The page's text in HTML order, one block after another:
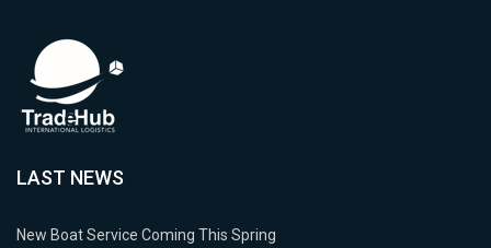
LAST NEWS
New Boat Service Coming This Spring